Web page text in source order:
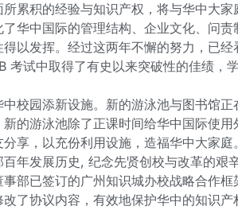
累积的经验与知识产权，将与华中大家
了华中国际的管理结构、企业文化、问
得以发挥。经过这两年不懈的努力，已
考试中取得了有史以来突破性的佳绩，
中校园添新设施。新的游泳池与图书馆
新的游泳池除了正课时间给华中国际使
享，以充份利用设施，造福华中大家庭。
年发展历史, 纪念先贤创校与改革的艰辛
部已签订的广州知识城办校战略合作
了协议内容，有效地保护华中的知识产